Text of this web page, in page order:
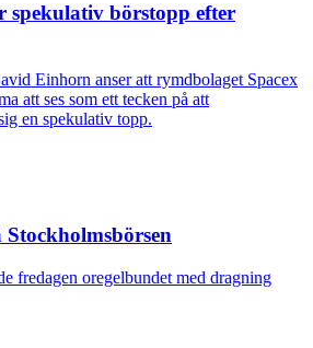
börstopp efter
Einhorn anser att rymdbolaget Spacex
att ses som ett tecken på att
en spekulativ topp.
fredagen oregelbundet med dragning